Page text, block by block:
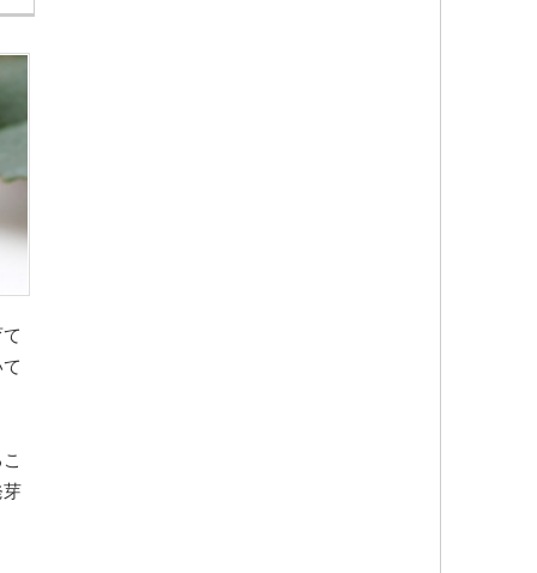
芽